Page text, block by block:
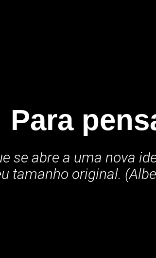
Para
se abre a uma nova
tamanho original.